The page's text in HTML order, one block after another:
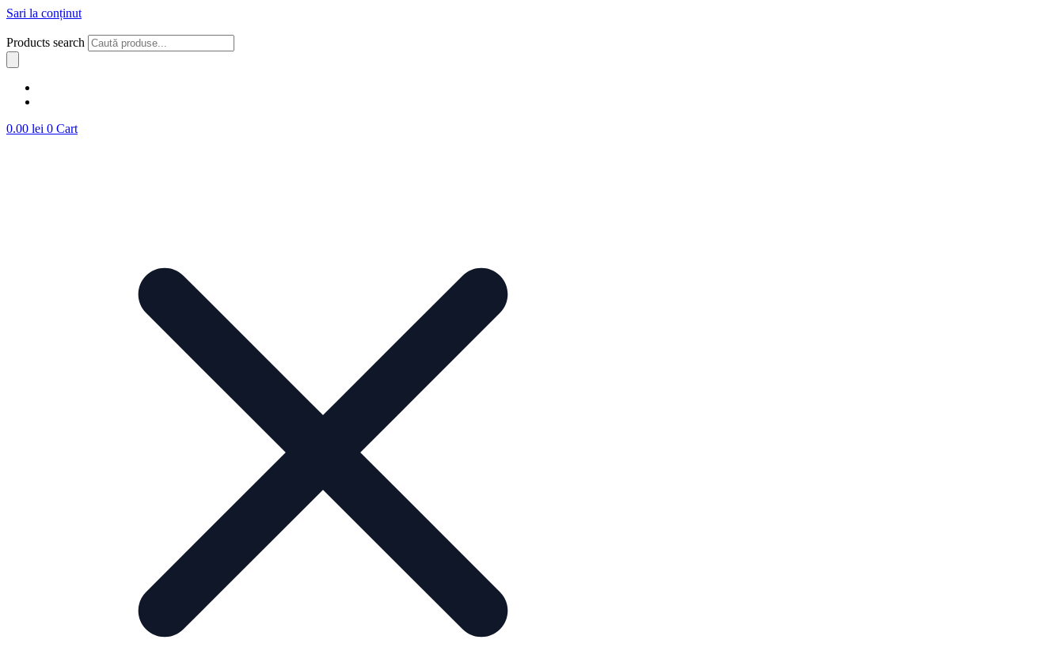
Sari la conținut
Products search
0.00 lei 0 Cart